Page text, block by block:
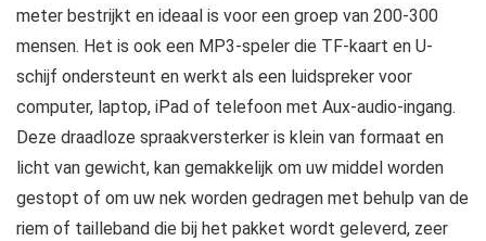
meter bestrijkt en ideaal is voor een groep van 200-300
mensen. Het is ook een MP3-speler die TF-kaart en U-
schijf ondersteunt en werkt als een luidspreker voor
computer, laptop, iPad of telefoon met Aux-audio-ingang.
Deze draadloze spraakversterker is klein van formaat en
licht van gewicht, kan gemakkelijk om uw middel worden
gestopt of om uw nek worden gedragen met behulp van de
riem of tailleband die bij het pakket wordt geleverd, zeer